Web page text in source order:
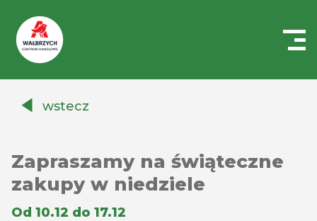
Auchanwstecz
Zapraszamy na świąteczne
zakupy w niedziele
Od 10.12 do 17.12